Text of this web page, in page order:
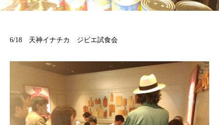
6/18 天神イナチカ ジビエ試食会